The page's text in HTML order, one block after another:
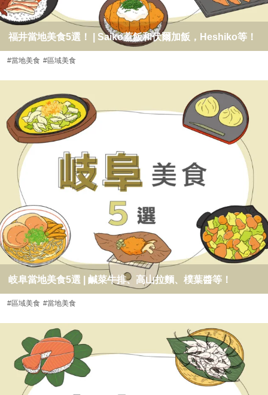
福井當地美食5選！ | Saiko蓋飯和伏爾加飯，Heshiko等！
#當地美食 #區域美食
岐阜當地美食5選 | 鹹菜牛排、高山拉麵、樸葉醬等！
#區域美食 #當地美食